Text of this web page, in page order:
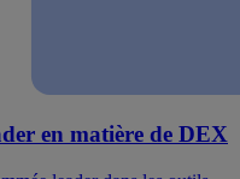
en matière de DEX